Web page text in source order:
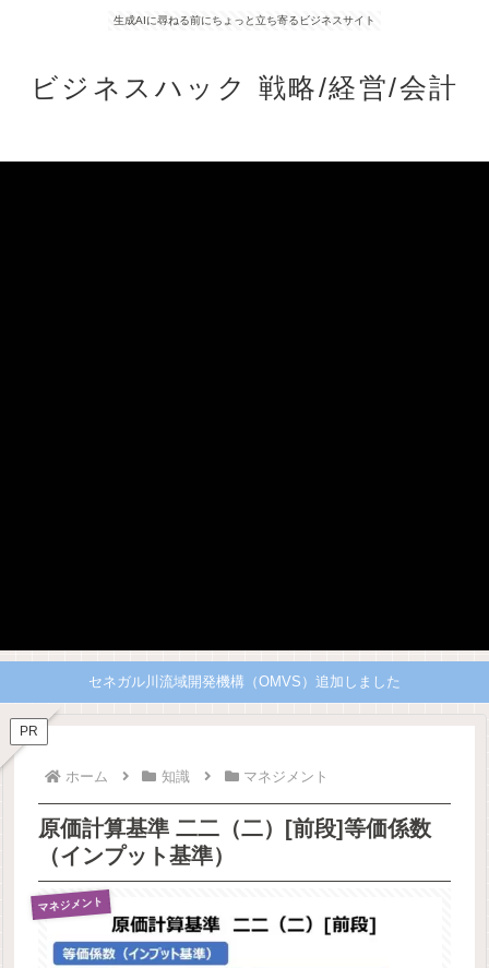
生成AIに尋ねる前にちょっと立ち寄るビジネスサイト
ビジネスハック 戦略/経営/会計
セネガル川流域開発機構（OMVS）追加しました
PR
ホーム 知識 マネジメント
原価計算基準 二二（二）[前段]等価係数
（インプット基準）
マネジメント